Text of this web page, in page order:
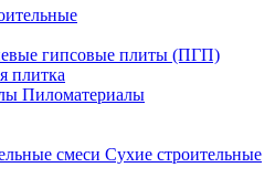
гипсовые плиты (ПГП)
плитка
Пиломатериалы
Сухие строительные